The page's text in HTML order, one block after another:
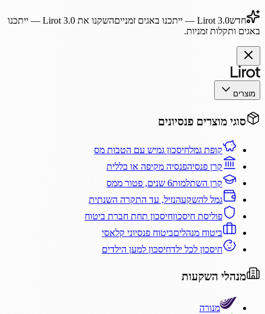
חדשLirot 3.0 — ייתכנו באגים זמנייםהשקנו את Lirot 3.0— ייתכנו
באגים ותקלות זמניות.
מוצרים
סוגי מוצרים פנסיונים
קופת גמלחיסכון גמיש עם הטבות מס
קרן פנסיהפנסיה מקיפה או כללית
קרן השתלמות6 שנים, פטור ממס
גמל להשקעהנזיל, עד התקרה השנתית
פוליסת חיסכוןחיסכון תחת חברת ביטוח
ביטוח מנהליםביטוח פנסיוני קלאסי
חיסכון לכל ילדחיסכון למען הילדים
מנהלי השקעות
מנורה